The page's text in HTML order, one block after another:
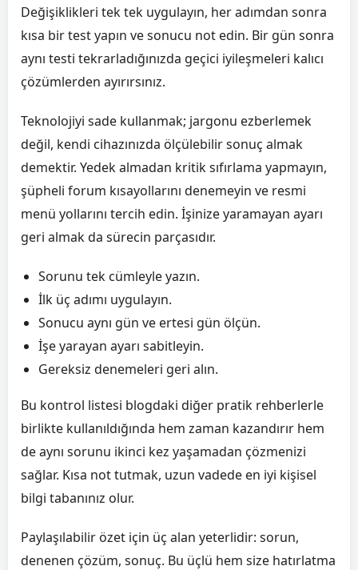
Değişiklikleri tek tek uygulayın, her adımdan sonra
kısa bir test yapın ve sonucu not edin. Bir gün sonra
aynı testi tekrarladığınızda geçici iyileşmeleri kalıcı
çözümlerden ayırırsınız.
Teknolojiyi sade kullanmak; jargonu ezberlemek
değil, kendi cihazınızda ölçülebilir sonuç almak
demektir. Yedek almadan kritik sıfırlama yapmayın,
şüpheli forum kısayollarını denemeyin ve resmi
menü yollarını tercih edin. İşinize yaramayan ayarı
geri almak da sürecin parçasıdır.
Sorunu tek cümleyle yazın.
İlk üç adımı uygulayın.
Sonucu aynı gün ve ertesi gün ölçün.
İşe yarayan ayarı sabitleyin.
Gereksiz denemeleri geri alın.
Bu kontrol listesi blogdaki diğer pratik rehberlerle
birlikte kullanıldığında hem zaman kazandırır hem
de aynı sorunu ikinci kez yaşamadan çözmenizi
sağlar. Kısa not tutmak, uzun vadede en iyi kişisel
bilgi tabanınız olur.
Paylaşılabilir özet için üç alan yeterlidir: sorun,
denenen çözüm, sonuç. Bu üçlü hem size hatırlatma